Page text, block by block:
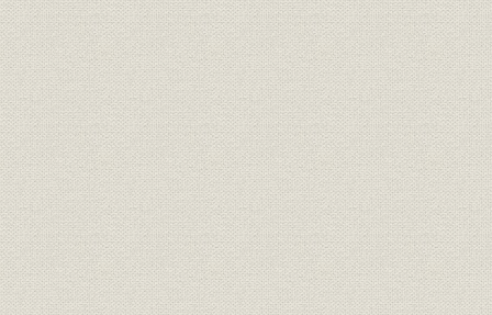
設備
電」 1897●明治30年→大正5年
●1916
大正2年
年)
設備
明電舎の誕生と「モートルの明
電」 1897●明治30年→大正5年
●1916
大正3年
年)